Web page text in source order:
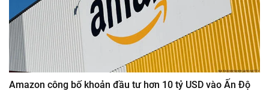
Amazon công bố khoản đầu tư hơn 10 tỷ USD vào Ấn Độ